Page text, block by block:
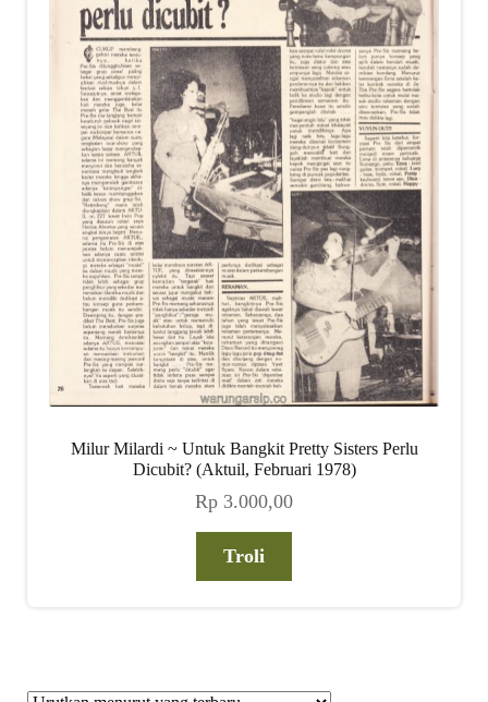
Rekening
Reseller
Milur Milardi ~ Untuk Bangkit Pretty Sisters Perlu
Dicubit? (Aktuil, Februari 1978)
Rp 3.000,00
Troli